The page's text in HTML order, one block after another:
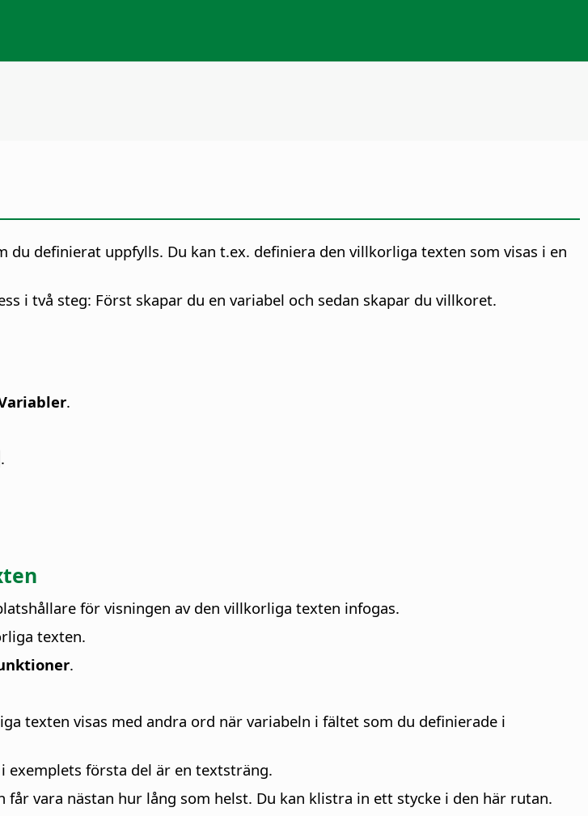
definierat uppfylls. Du kan t.ex. definiera den villkorliga texten som visas i en
i två steg: Först skapar du en variabel och sedan skapar du villkoret.
.
.
för visningen av den villkorliga texten infogas.
texten.
.
texten visas med andra ord när variabeln i fältet som du definierade i
första del är en textsträng.
får vara nästan hur lång som helst. Du kan klistra in ett stycke i den här rutan.